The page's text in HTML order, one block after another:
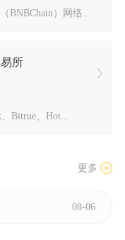
BNBChain）网络...
所
Bitrue、Hot...
更多
08-06